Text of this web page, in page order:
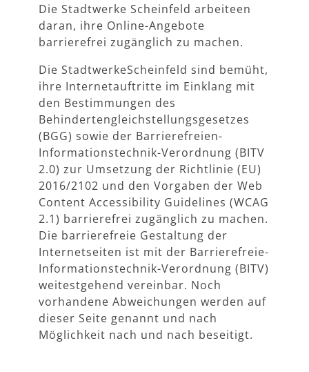
Die Stadtwerke Scheinfeld arbeiteen
daran, ihre Online-Angebote
barrierefrei zugänglich zu machen.
Die StadtwerkeScheinfeld sind bemüht,
ihre Internetauftritte im Einklang mit
den Bestimmungen des
Behindertengleichstellungsgesetzes
(BGG) sowie der Barrierefreien-
Informationstechnik-Verordnung (BITV
2.0) zur Umsetzung der Richtlinie (EU)
2016/2102 und den Vorgaben der Web
Content Accessibility Guidelines (WCAG
2.1) barrierefrei zugänglich zu machen.
Die barrierefreie Gestaltung der
Internetseiten ist mit der Barrierefreie-
Informationstechnik-Verordnung (BITV)
weitestgehend vereinbar. Noch
vorhandene Abweichungen werden auf
dieser Seite genannt und nach
Möglichkeit nach und nach beseitigt.